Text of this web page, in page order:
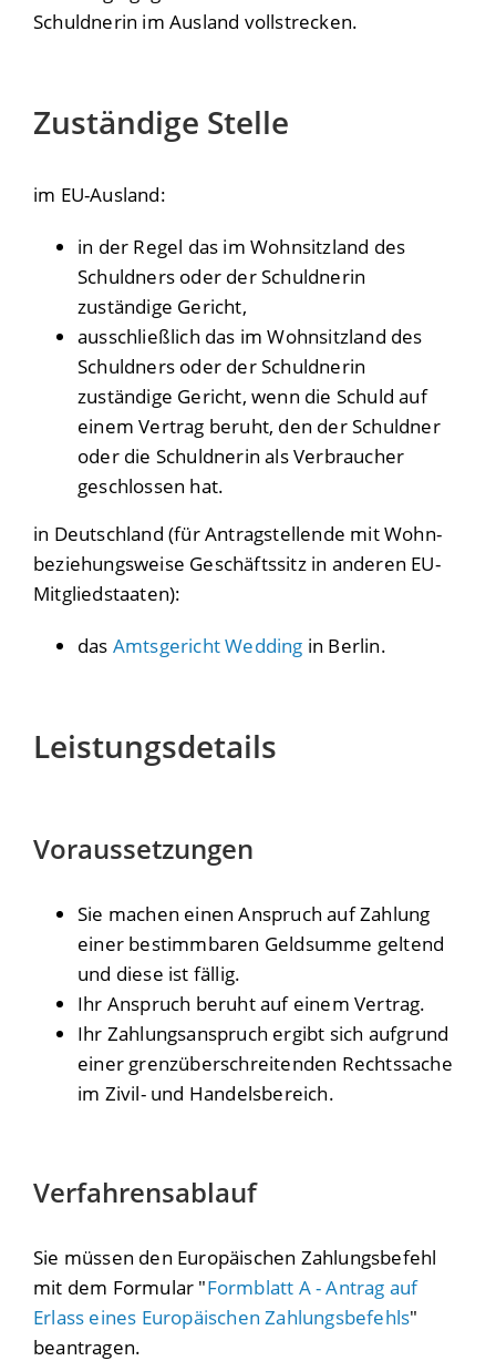
Schuldnerin im Ausland vollstrecken.
Zuständige Stelle
im EU-Ausland:
in der Regel das im Wohnsitzland des
Schuldners oder der Schuldnerin
zuständige Gericht,
ausschließlich das im Wohnsitzland des
Schuldners oder der Schuldnerin
zuständige Gericht, wenn die Schuld auf
einem Vertrag beruht, den der Schuldner
oder die Schuldnerin als Verbraucher
geschlossen hat.
in Deutschland (für Antragstellende mit Wohn-
beziehungsweise Geschäftssitz in anderen EU-
Mitgliedstaaten):
das Amtsgericht Wedding in Berlin.
Leistungsdetails
Voraussetzungen
Sie machen einen Anspruch auf Zahlung
einer bestimmbaren Geldsumme geltend
und diese ist fällig.
Ihr Anspruch beruht auf einem Vertrag.
Ihr Zahlungsanspruch ergibt sich aufgrund
einer grenzüberschreitenden Rechtssache
im Zivil- und Handelsbereich.
Verfahrensablauf
Sie müssen den Europäischen Zahlungsbefehl
mit dem Formular "Formblatt A - Antrag auf
Erlass eines Europäischen Zahlungsbefehls"
beantragen.